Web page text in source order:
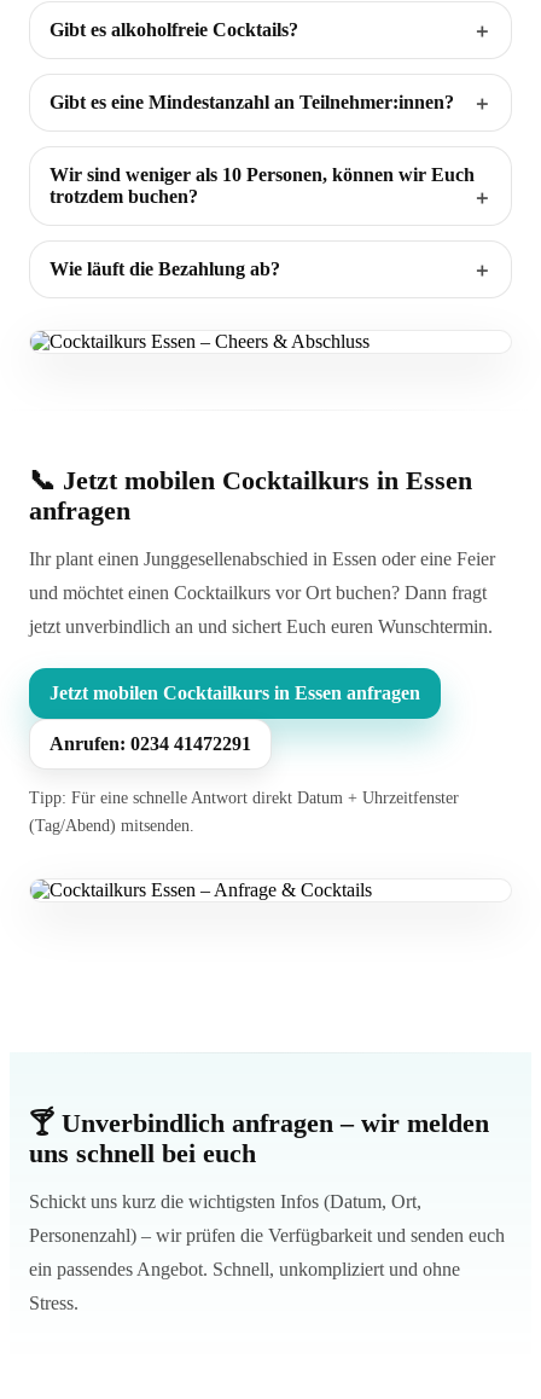
Gibt es alkoholfreie Cocktails?
Gibt es eine Mindestanzahl an Teilnehmer:innen?
Wir sind weniger als 10 Personen, können wir Euch
trotzdem buchen?
Wie läuft die Bezahlung ab?
📞 Jetzt mobilen Cocktailkurs in Essen
anfragen
Ihr plant einen Junggesellenabschied in Essen oder eine Feier
und möchtet einen Cocktailkurs vor Ort buchen? Dann fragt
jetzt unverbindlich an und sichert Euch euren Wunschtermin.
Jetzt mobilen Cocktailkurs in Essen anfragen
Anrufen: 0234 41472291
Tipp: Für eine schnelle Antwort direkt Datum + Uhrzeitfenster
(Tag/Abend) mitsenden.
🍸 Unverbindlich anfragen – wir melden
uns schnell bei euch
Schickt uns kurz die wichtigsten Infos (Datum, Ort,
Personenzahl) – wir prüfen die Verfügbarkeit und senden euch
ein passendes Angebot. Schnell, unkompliziert und ohne
Stress.